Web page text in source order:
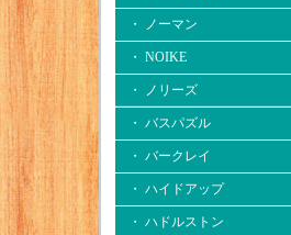
・ ノーマン
・ NOIKE
・ ノリーズ
・ バスパズル
・ バークレイ
・ ハイドアップ
・ ハドルストン